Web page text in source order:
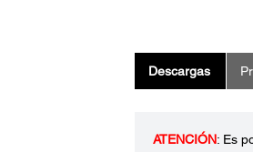
Descargas
ATENCIÓN: Es